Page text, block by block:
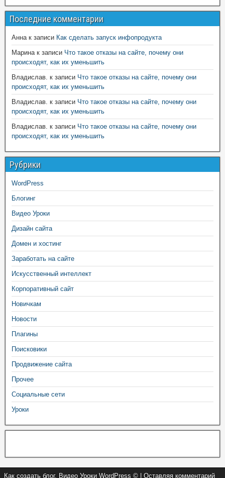
Последние комментарии
Аннак записи Как сделать запуск инфопродукта
Маринак записи Что такое отказы на сайте, почему они
происходят, как их уменьшить
Владислав. к записи Что такое отказы на сайте, почему они
происходят, как их уменьшить
Владислав. к записи Что такое отказы на сайте, почему они
происходят, как их уменьшить
Владислав. к записи Что такое отказы на сайте, почему они
происходят, как их уменьшить
Рубрики
WordPress
Блогинг
Видео Уроки
Дизайн сайта
Домен и хостинг
Заработать на сайте
Искусственный интеллект
Корпоративный сайт
Новичкам
Новости
Плагины
Поисковики
Продвижение сайта
Прочее
Социальные сети
Уроки
Как создать блог. Видео Уроки WordPress © | Оставляя комментарий